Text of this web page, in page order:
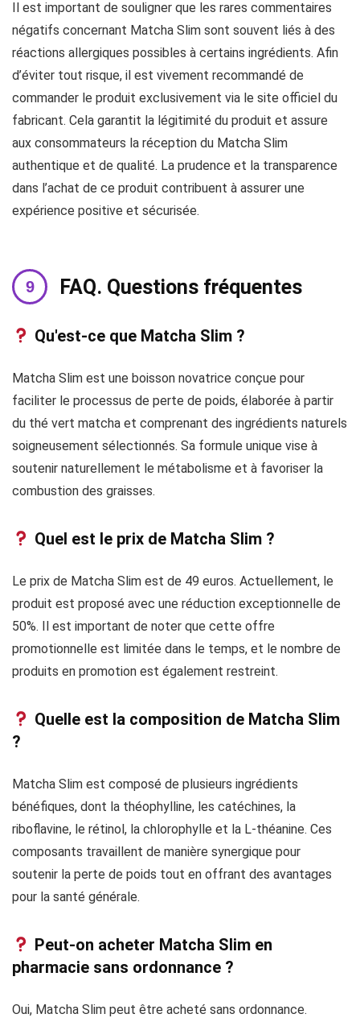
Il est important de souligner que les rares commentaires
négatifs concernant Matcha Slim sont souvent liés à des
réactions allergiques possibles à certains ingrédients. Afin
d’éviter tout risque, il est vivement recommandé de
commander le produit exclusivement via le site officiel du
fabricant. Cela garantit la légitimité du produit et assure
aux consommateurs la réception du Matcha Slim
authentique et de qualité. La prudence et la transparence
dans l’achat de ce produit contribuent à assurer une
expérience positive et sécurisée.
FAQ. Questions fréquentes
Qu'est-ce que Matcha Slim ?
Matcha Slim est une boisson novatrice conçue pour
faciliter le processus de perte de poids, élaborée à partir
du thé vert matcha et comprenant des ingrédients naturels
soigneusement sélectionnés. Sa formule unique vise à
soutenir naturellement le métabolisme et à favoriser la
combustion des graisses.
Quel est le prix de Matcha Slim ?
Le prix de Matcha Slim est de 49 euros. Actuellement, le
produit est proposé avec une réduction exceptionnelle de
50%. Il est important de noter que cette offre
promotionnelle est limitée dans le temps, et le nombre de
produits en promotion est également restreint.
Quelle est la composition de Matcha Slim
?
Matcha Slim est composé de plusieurs ingrédients
bénéfiques, dont la théophylline, les catéchines, la
riboflavine, le rétinol, la chlorophylle et la L-théanine. Ces
composants travaillent de manière synergique pour
soutenir la perte de poids tout en offrant des avantages
pour la santé générale.
Peut-on acheter Matcha Slim en
pharmacie sans ordonnance ?
Oui, Matcha Slim peut être acheté sans ordonnance.